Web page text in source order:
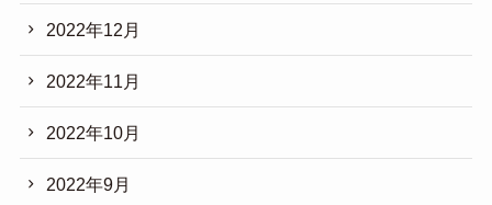
2022年12月
2022年11月
2022年10月
2022年9月